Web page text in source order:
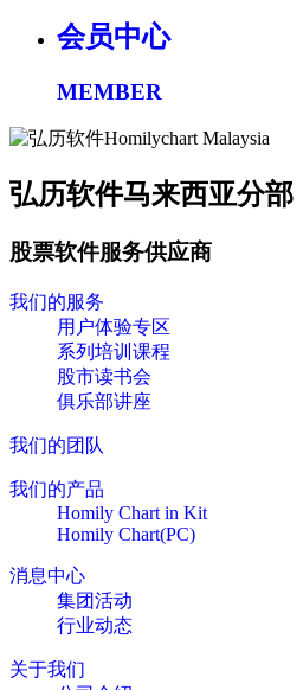
会员中心
MEMBER
弘历软件马来西亚分部
股票软件服务供应商
我们的服务
用户体验专区
系列培训课程
股市读书会
俱乐部讲座
我们的团队
我们的产品
Homily Chart in Kit
Homily Chart(PC)
消息中心
集团活动
行业动态
关于我们